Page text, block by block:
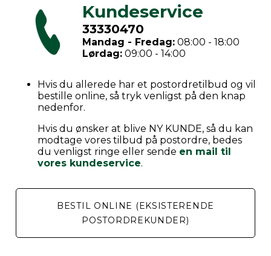
Kundeservice
33330470
Mandag - Fredag:08:00 - 18:00
Lørdag:09:00 - 14:00
Hvis du allerede har et postordretilbud og vil
bestille online, så tryk venligst på den knap
nedenfor.
Hvis du ønsker at blive NY KUNDE, så du kan
modtage vores tilbud på postordre, bedes
du venligst ringe eller sende en mail til
vores kundeservice.
BESTIL ONLINE (EKSISTERENDE
POSTORDREKUNDER)